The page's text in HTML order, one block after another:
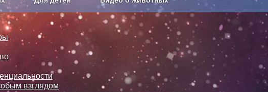
Сельское хозяйство
взглядом